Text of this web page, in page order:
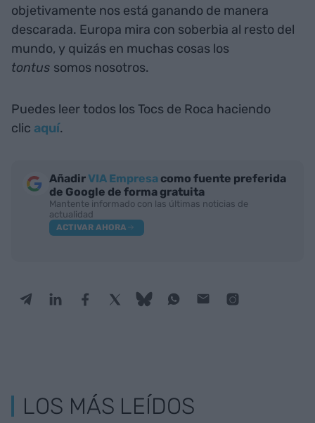
objetivamente nos está ganando de manera
descarada. Europa mira con soberbia al resto del
mundo, y quizás en muchas cosas los
tontus somos nosotros.
Puedes leer todos los Tocs de Roca haciendo
clic aquí.
AñadirVIA Empresa como fuente preferida
de Google de forma gratuita
Mantente informado con las últimas noticias de
actualidad
ACTIVAR AHORA
LOS MÁS LEÍDOS